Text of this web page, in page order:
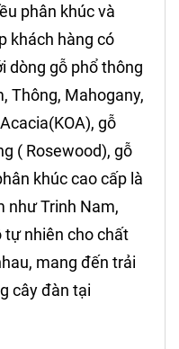
phân khúc và
khách hàng có
dòng gỗ phổ thông
Thông, Mahogany,
gỗ
( Rosewood), gỗ
khúc cao cấp là
như Trinh Nam,
tự nhiên cho chất
mang đến trải
cây đàn tại